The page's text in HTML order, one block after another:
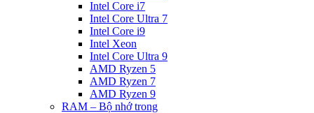
Intel Core i7
Intel Core Ultra 7
Intel Core i9
Intel Xeon
Intel Core Ultra 9
AMD Ryzen 5
AMD Ryzen 7
AMD Ryzen 9
RAM – Bộ nhớ trong